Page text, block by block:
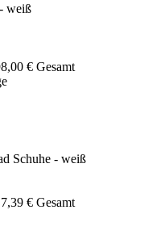
weiß
€ Gesamt
Schuhe - weiß
€ Gesamt